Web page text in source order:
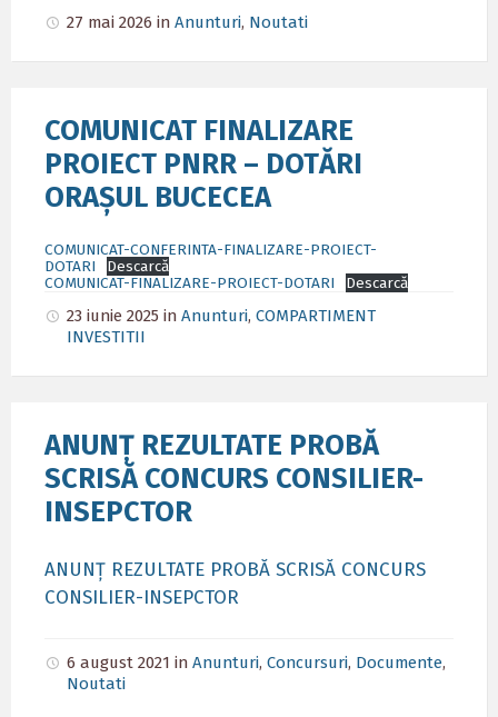
27 mai 2026 in Anunturi, Noutati
COMUNICAT FINALIZARE
PROIECT PNRR – DOTĂRI
ORAȘUL BUCECEA
COMUNICAT-CONFERINTA-FINALIZARE-PROIECT-
DOTARI
Descarcă
COMUNICAT-FINALIZARE-PROIECT-DOTARI
Descarcă
23 iunie 2025 in Anunturi, COMPARTIMENT
INVESTITII
ANUNȚ REZULTATE PROBĂ
SCRISĂ CONCURS CONSILIER-
INSEPCTOR
ANUNȚ REZULTATE PROBĂ SCRISĂ CONCURS
CONSILIER-INSEPCTOR
6 august 2021 in Anunturi, Concursuri, Documente,
Noutati